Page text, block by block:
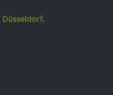
Düsseldorf.